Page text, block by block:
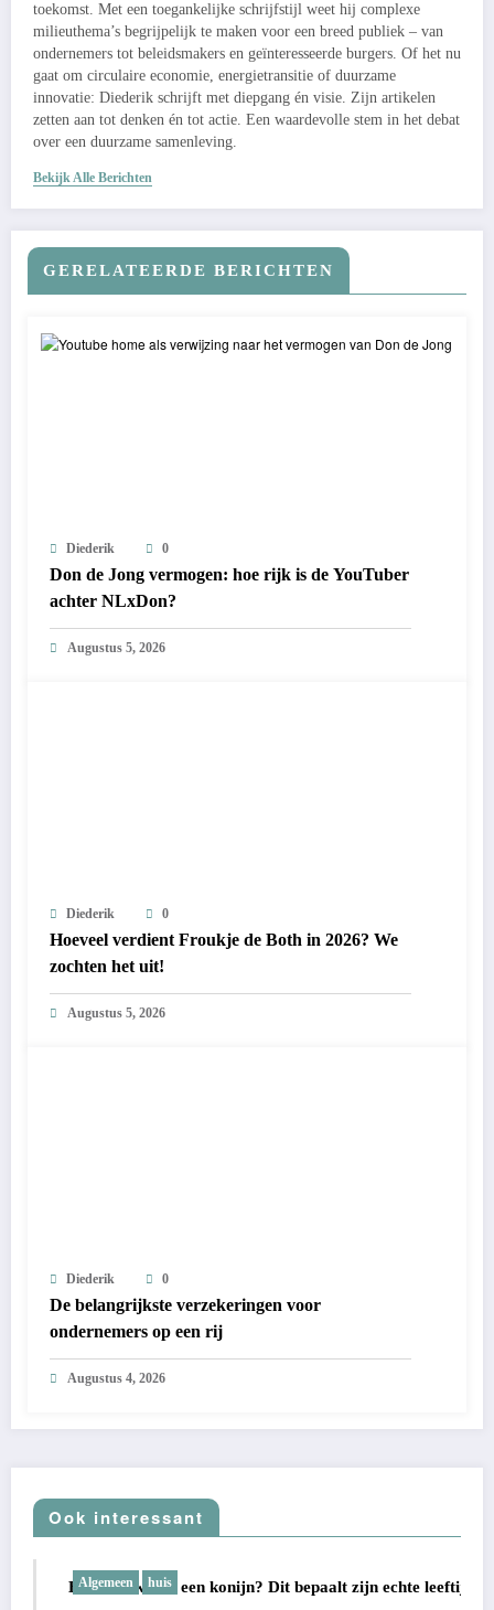
toekomst. Met een toegankelijke schrijfstijl weet hij complexe
milieuthema’s begrijpelijk te maken voor een breed publiek – van
ondernemers tot beleidsmakers en geïnteresseerde burgers. Of het nu
gaat om circulaire economie, energietransitie of duurzame
innovatie: Diederik schrijft met diepgang én visie. Zijn artikelen
zetten aan tot denken én tot actie. Een waardevolle stem in het debat
over een duurzame samenleving.
Bekijk Alle Berichten
GERELATEERDE BERICHTEN
Diederik 0
Don de Jong vermogen: hoe rijk is de YouTuber
achter NLxDon?
Augustus 5, 2026
Diederik 0
Hoeveel verdient Froukje de Both in 2026? We
zochten het uit!
Augustus 5, 2026
Diederik 0
De belangrijkste verzekeringen voor
ondernemers op een rij
Augustus 4, 2026
Ook interessant
Algemeen huis
Hoe oud wordt een konijn? Dit bepaalt zijn echte leeftijd